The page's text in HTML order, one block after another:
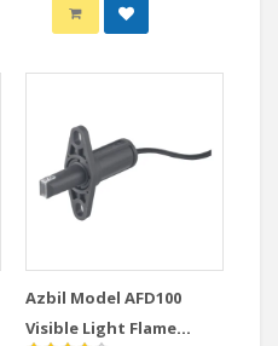
Azbil Model AFD100
Visible Light Flame